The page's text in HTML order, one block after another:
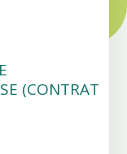
(CONTRAT